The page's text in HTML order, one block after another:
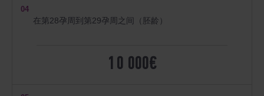
04
在第28孕周到第29孕周之间（胚龄）
10 000€